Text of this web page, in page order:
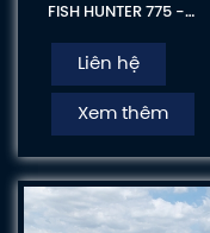
FISH HUNTER 775 -
Xuất Khẩu Hàn Quốc
Liên hệ
Xem thêm